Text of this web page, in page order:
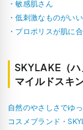
・敏感肌さん
・低刺激なものがいい
・プロポリスが肌に
SKYLAKE（
マイルドスキ
自然のやさしさでゆ
コスメブランド・